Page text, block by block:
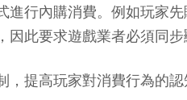
進行內購消費。例如玩家
此要求遊戲業者必須同步
提高玩家對消費行為的